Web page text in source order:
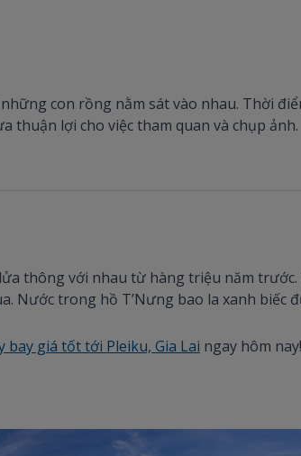
con rồng nằm sát vào nhau. Thời
thuận lợi cho việc tham quan và chụp ảnh.
thông với nhau từ hàng triệu năm trước.
Nước trong hồ T’Nưng bao la xanh biếc
bay giá tốt tới Pleiku, Gia Lai ngay hôm nay!